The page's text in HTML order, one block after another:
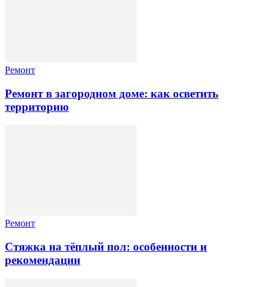
Ремонт
Ремонт в загородном доме: как осветить
территорию
Ремонт
Стяжка на тёплый пол: особенности и
рекомендации